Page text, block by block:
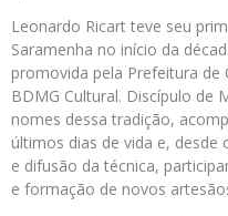
Leonardo Ricart teve seu
Saramenha no início da
promovida pela Prefeitura
BDMG Cultural. Discípulo de
nomes dessa tradição,
últimos dias de vida e, desde
e difusão da técnica,
e formação de novos